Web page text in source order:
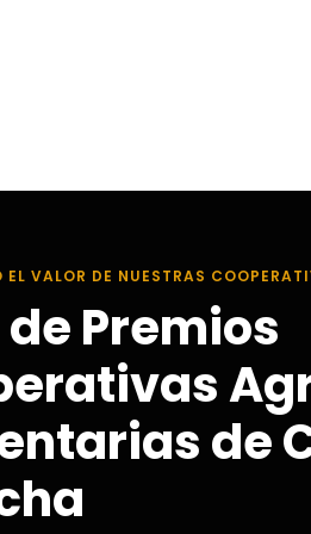
EL VALOR DE NUESTRAS
Premios
de